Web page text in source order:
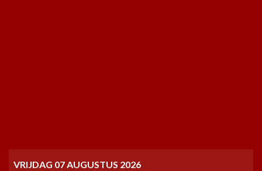
VRIJDAG 07 AUGUSTUS 2026